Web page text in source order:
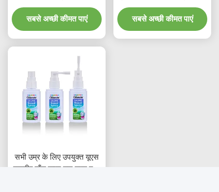
फ़ॉर्मूला खोलने के बाद 12 महीने
की शेल्फ लाइफ दैनिक उपयोग के
लिए आदर्श
सबसे अच्छी कीमत पाएं
जलयोजन सूत्र नाक की भीड़ से
राहत और साइनस देखभाल के
लिए आदर्श
सबसे अच्छी कीमत पाएं
सभी उम्र के लिए उपयुक्त यूएस
एफडीए बाँझ खारा नल नाक स्प्रे